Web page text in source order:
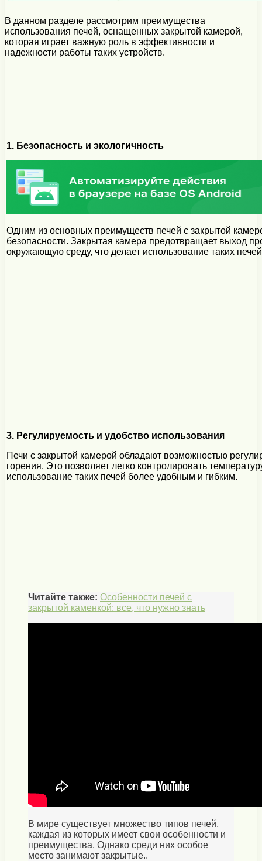
В данном разделе рассмотрим преимущества
использования печей, оснащенных закрытой камерой,
которая играет важную роль в эффективности и
надежности работы таких устройств.
1. Безопасность и экологичность
Одним из основных преимуществ печей с закрытой
безопасности. Закрытая камера предотвращает выход
окружающую среду, что делает использование таких
3. Регулируемость и удобство использования
Печи с закрытой камерой обладают возможностью
горения. Это позволяет легко контролировать
использование таких печей более удобным и гибким.
Читайте также: Особенности печей с
закрытой каменкой: все, что нужно знать
В мире существует множество типов печей,
каждая из которых имеет свои особенности и
преимущества. Однако среди них особое
место занимают закрытые..